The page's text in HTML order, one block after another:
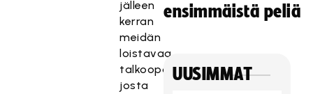
jälleen
kerran
meidän
loistavaa
talkooporukkaamme,
josta
ensimmäistä peliä
UUSIMMAT